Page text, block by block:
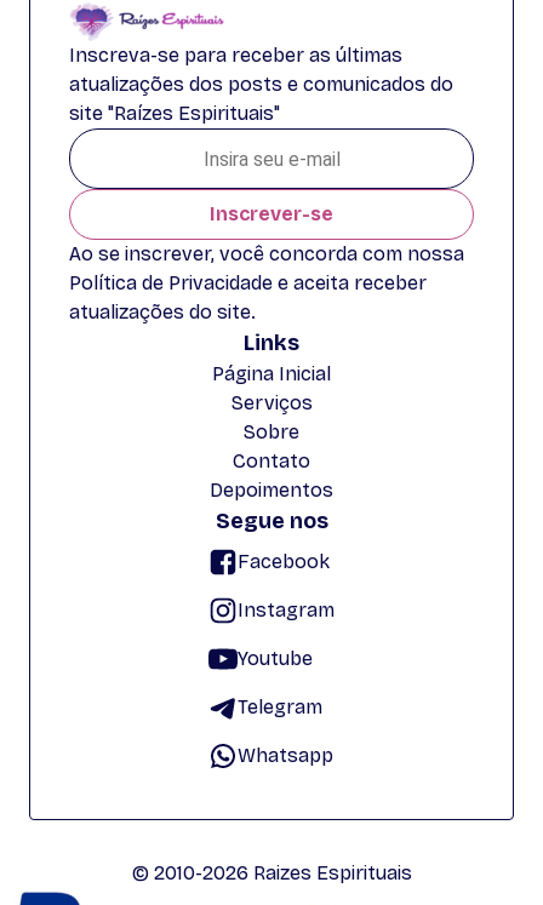
Inscreva-se para receber as últimas
atualizações dos posts e comunicados do
site "Raízes Espirituais"
Inscrever-se
Ao se inscrever, você concorda com nossa
Política de Privacidade e aceita receber
atualizações do site.
Links
Página Inicial
Serviços
Sobre
Contato
Depoimentos
Segue nos
Facebook
Instagram
Youtube
Telegram
Whatsapp
© 2010-2026 Raizes Espirituais